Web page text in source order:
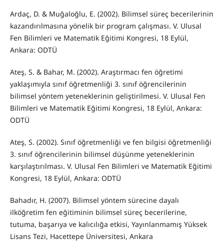
Ardaç, D. & Muğaloğlu, E. (2002). Bilimsel süreç becerilerinin
kazandırılmasına yönelik bir program çalışması. V. Ulusal
Fen Bilimleri ve Matematik Eğitimi Kongresi, 18 Eylül,
Ankara: ODTÜ
Ateş, S. & Bahar, M. (2002). Araştırmacı fen öğretimi
yaklaşımıyla sınıf öğretmenliği 3. sınıf öğrencilerinin
bilimsel yöntem yeteneklerinin geliştirilmesi. V. Ulusal Fen
Bilimleri ve Matematik Eğitimi Kongresi, 18 Eylül, Ankara:
ODTÜ
Ateş, S. (2002). Sınıf öğretmenliği ve fen bilgisi öğretmenliği
3. sınıf öğrencilerinin bilimsel düşünme yeteneklerinin
karşılaştırılması. V. Ulusal Fen Bilimleri ve Matematik Eğitimi
Kongresi, 18 Eylül, Ankara: ODTÜ
Bahadır, H. (2007). Bilimsel yöntem sürecine dayalı
ilköğretim fen eğitiminin bilimsel süreç becerilerine,
tutuma, başarıya ve kalıcılığa etkisi, Yayınlanmamış Yüksek
Lisans Tezi, Hacettepe Üniversitesi, Ankara